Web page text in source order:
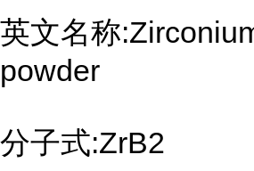
英文名称
powder
分子式:ZrB2